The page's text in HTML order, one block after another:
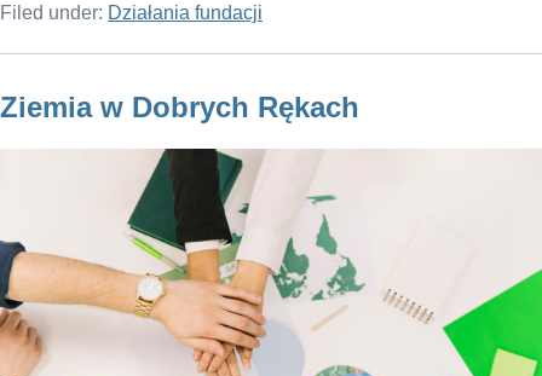
Filed under: Działania fundacji
Ziemia w Dobrych Rękach